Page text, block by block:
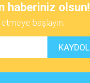
haberiniz olsun!
başlayın.
KAYDOL